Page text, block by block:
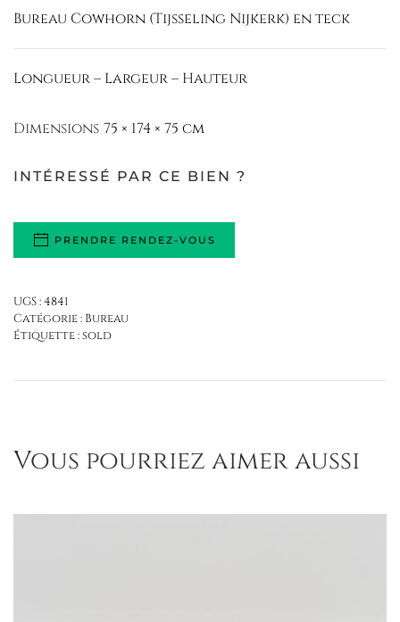
Bureau Cowhorn (Tijsseling Nijkerk) en teck
Longueur – Largeur – Hauteur
Dimensions 75 × 174 × 75 cm
INTÉRESSÉ PAR CE BIEN ?
PRENDRE RENDEZ-VOUS
UGS :4841
Catégorie : Bureau
Étiquette :sold
Vous pourriez aimer aussi